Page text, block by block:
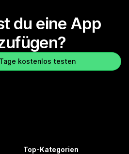
du eine App
kostenlos testen
Top-Kategorien